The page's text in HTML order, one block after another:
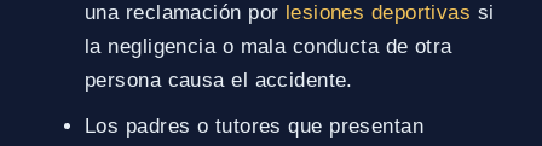
una reclamación por lesiones deportivas si
la negligencia o mala conducta de otra
persona causa el accidente.
Los padres o tutores que presentan